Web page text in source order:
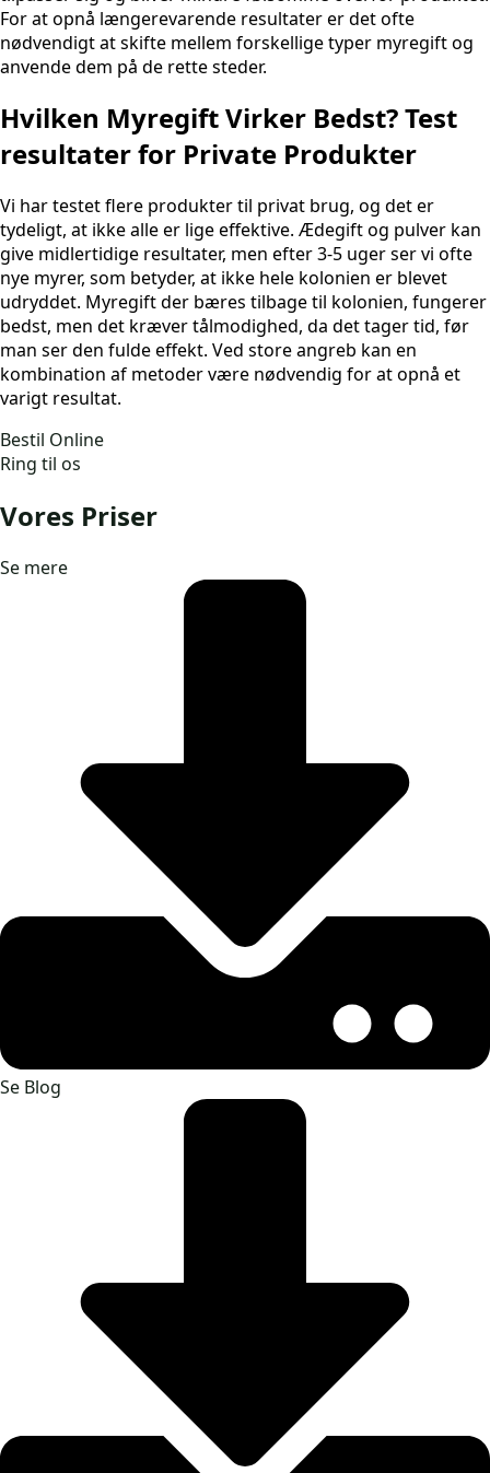
For at opnå længerevarende resultater er det ofte
nødvendigt at skifte mellem forskellige typer myregift og
anvende dem på de rette steder.
Hvilken Myregift Virker Bedst? Test
resultater for Private Produkter
Vi har testet flere produkter til privat brug, og det er
tydeligt, at ikke alle er lige effektive. Ædegift og pulver kan
give midlertidige resultater, men efter 3-5 uger ser vi ofte
nye myrer, som betyder, at ikke hele kolonien er blevet
udryddet. Myregift der bæres tilbage til kolonien, fungerer
bedst, men det kræver tålmodighed, da det tager tid, før
man ser den fulde effekt. Ved store angreb kan en
kombination af metoder være nødvendig for at opnå et
varigt resultat.
Bestil Online
Ring til os
Vores Priser
Se mere
Se Blog